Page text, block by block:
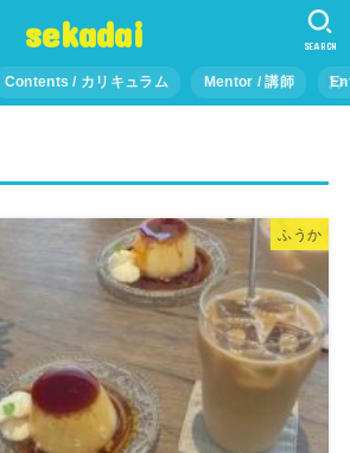
sekadai
Contents / カリキュラム Mentor / 講師
SEARCH
ふうか